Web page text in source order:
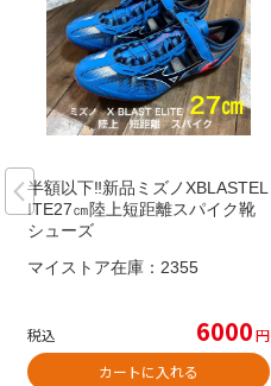
半額以下‼︎新品ミズノXBLASTEL
ITE27㎝陸上短距離スパイク靴
シューズ
マイストア在庫： 2355
税込 6000円
カートに入れる